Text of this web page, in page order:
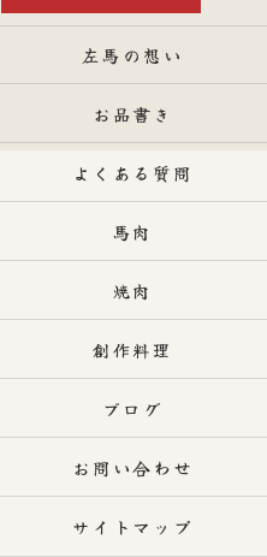
左馬の想い
お品書き
よくある質問
馬肉
焼肉
創作料理
ブログ
お問い合わせ
サイトマップ